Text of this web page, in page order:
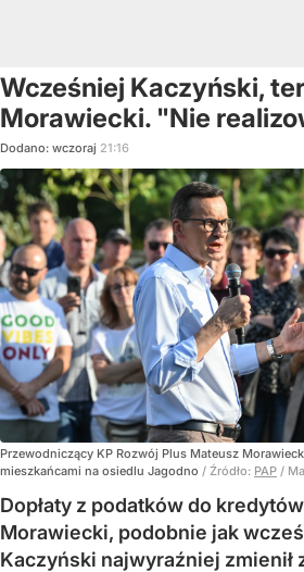
Wcześniej Kaczyński,
Morawiecki. "Nie
Dodano: wczoraj 21:16
Przewodniczący KP Rozwój Plus Mateusz
mieszkańcami na osiedlu Jagodno / Źródło: PAP /
Dopłaty z podatków do
Morawiecki, podobnie jak
Kaczyński najwyraźniej zmienił